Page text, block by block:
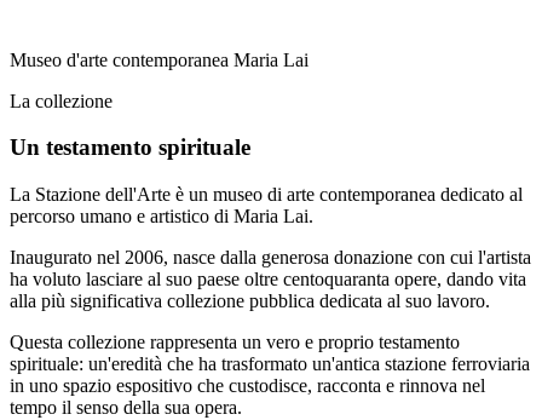
Museo d'arte contemporanea Maria Lai
La collezione
Un testamento spirituale
La Stazione dell'Arte è un museo di arte contemporanea dedicato al
percorso umano e artistico di Maria Lai.
Inaugurato nel 2006, nasce dalla generosa donazione con cui l'artista
ha voluto lasciare al suo paese oltre centoquaranta opere, dando vita
alla più significativa collezione pubblica dedicata al suo lavoro.
Questa collezione rappresenta un vero e proprio testamento
spirituale: un'eredità che ha trasformato un'antica stazione ferroviaria
in uno spazio espositivo che custodisce, racconta e rinnova nel
tempo il senso della sua opera.